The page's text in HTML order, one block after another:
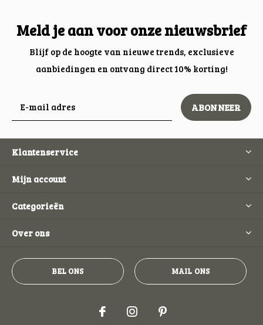
Meld je aan voor onze nieuwsbrief
Blijf op de hoogte van nieuwe trends, exclusieve
aanbiedingen en ontvang direct 10% korting!
ABONNEER
Klantenservice
Mijn account
Categorieën
Over ons
BEL ONS MAIL ONS